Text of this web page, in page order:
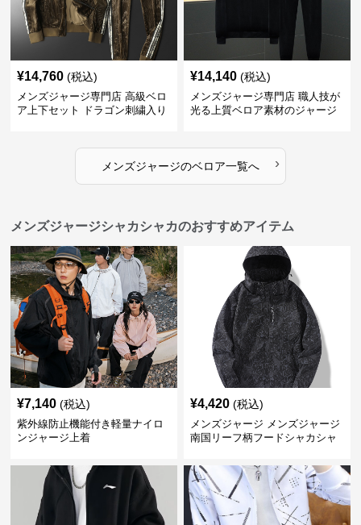
¥14,760 (税込)
メンズジャージ専門店 高級ベロ
ア上下セット ドラゴン刺繍入り
¥14,140 (税込)
メンズジャージ専門店 職人技が
光る上質ベロア素材のジャージ
メンズジャージのベロア一覧へ ›
メンズジャージシャカシャカのおすすめアイテム
¥7,140 (税込)
紫外線防止機能付き軽量ナイロ
ンジャージ上着
¥4,420 (税込)
メンズジャージ メンズジャージ
南国リーフ柄フードシャカシャ